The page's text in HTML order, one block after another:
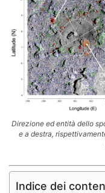
Direzione ed entità dello
e a destra,
Indice dei